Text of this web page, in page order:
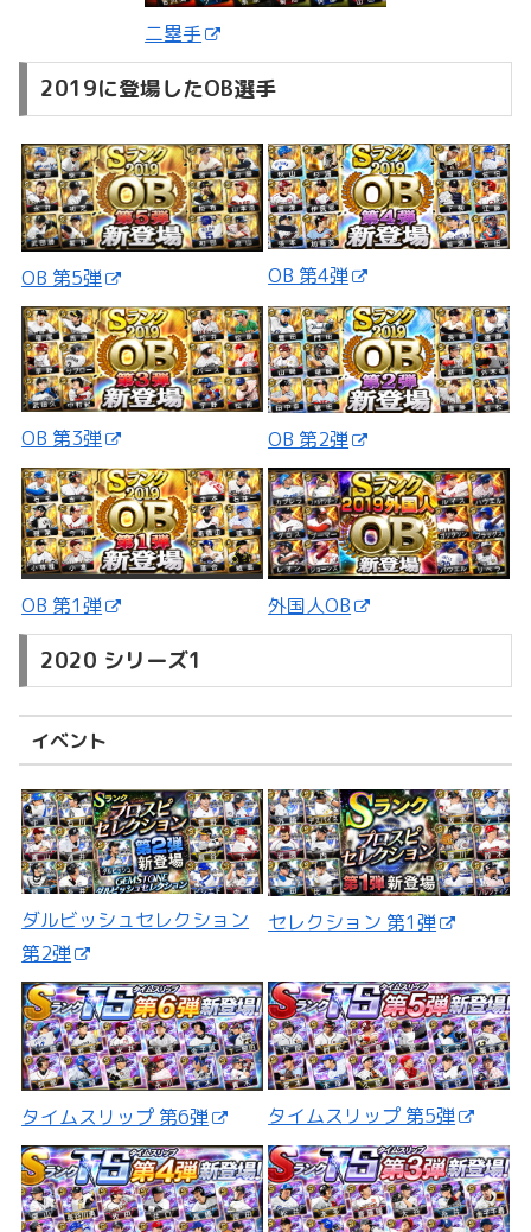
二塁手
2019に登場したOB選手
OB 第5弾 OB 第4弾
OB 第3弾 OB 第2弾
OB 第1弾 外国人OB
2020 シリーズ1
イベント
ダルビッシュセレクション
第2弾
セレクション 第1弾
タイムスリップ 第6弾 タイムスリップ 第5弾